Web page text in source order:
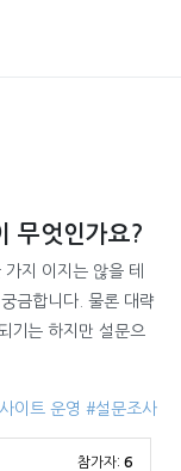
무엇인가요?
지 이지는 않을 테
금합니다. 물론 대략
기는 하지만 설문으
이트 운영 #설문조사
참가자: 6